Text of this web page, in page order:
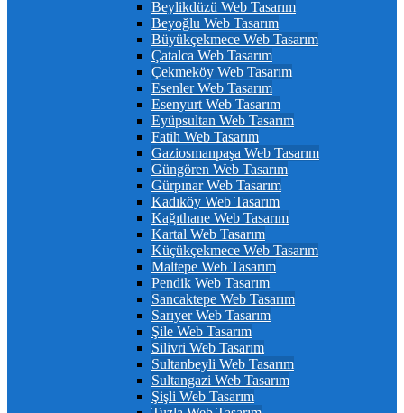
Beylikdüzü Web Tasarım
Beyoğlu Web Tasarım
Büyükçekmece Web Tasarım
Çatalca Web Tasarım
Çekmeköy Web Tasarım
Esenler Web Tasarım
Esenyurt Web Tasarım
Eyüpsultan Web Tasarım
Fatih Web Tasarım
Gaziosmanpaşa Web Tasarım
Güngören Web Tasarım
Gürpınar Web Tasarım
Kadıköy Web Tasarım
Kağıthane Web Tasarım
Kartal Web Tasarım
Küçükçekmece Web Tasarım
Maltepe Web Tasarım
Pendik Web Tasarım
Sancaktepe Web Tasarım
Sarıyer Web Tasarım
Şile Web Tasarım
Silivri Web Tasarım
Sultanbeyli Web Tasarım
Sultangazi Web Tasarım
Şişli Web Tasarım